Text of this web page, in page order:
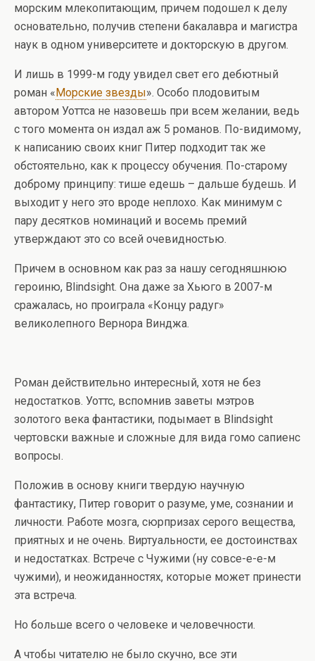
морским млекопитающим, причем подошел к делу
основательно, получив степени бакалавра и магистра
наук в одном университете и докторскую в другом.
И лишь в 1999-м году увидел свет его дебютный
роман «Морские звезды». Особо плодовитым
автором Уоттса не назовешь при всем желании, ведь
с того момента он издал аж 5 романов. По-видимому,
к написанию своих книг Питер подходит так же
обстоятельно, как к процессу обучения. По-старому
доброму принципу: тише едешь – дальше будешь. И
выходит у него это вроде неплохо. Как минимум с
пару десятков номинаций и восемь премий
утверждают это со всей очевидностью.
Причем в основном как раз за нашу сегодняшнюю
героиню, Blindsight. Она даже за Хьюго в 2007-м
сражалась, но проиграла «Концу радуг»
великолепного Вернора Винджа.
Роман действительно интересный, хотя не без
недостатков. Уоттс, вспомнив заветы мэтров
золотого века фантастики, подымает в Blindsight
чертовски важные и сложные для вида гомо сапиенс
вопросы.
Положив в основу книги твердую научную
фантастику, Питер говорит о разуме, уме, сознании и
личности. Работе мозга, сюрпризах серого вещества,
приятных и не очень. Виртуальности, ее достоинствах
и недостатках. Встрече с Чужими (ну совсе-е-е-м
чужими), и неожиданностях, которые может принести
эта встреча.
Но больше всего о человеке и человечности.
А чтобы читателю не было скучно, все эти